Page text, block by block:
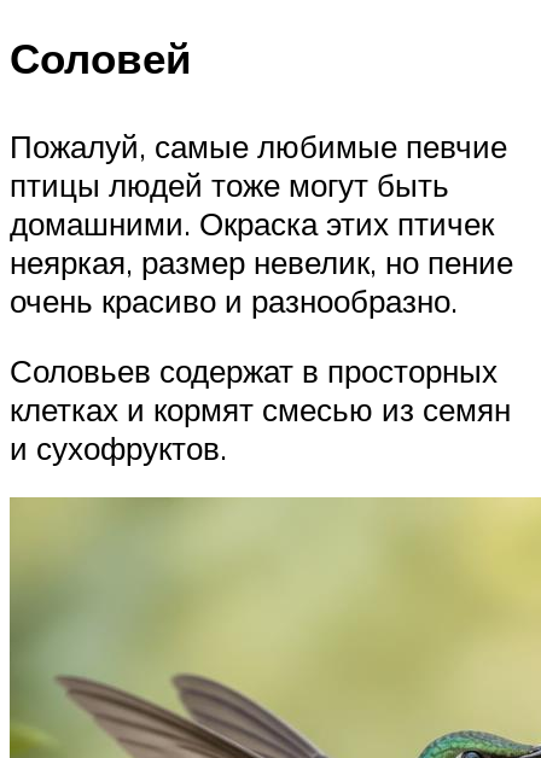
Соловей
Пожалуй, самые любимые певчие
птицы людей тоже могут быть
домашними. Окраска этих птичек
неяркая, размер невелик, но пение
очень красиво и разнообразно.
Соловьев содержат в просторных
клетках и кормят смесью из семян
и сухофруктов.